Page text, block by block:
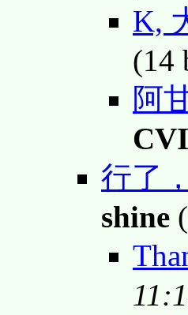
K,
(14
阿
CVI
行了
shine